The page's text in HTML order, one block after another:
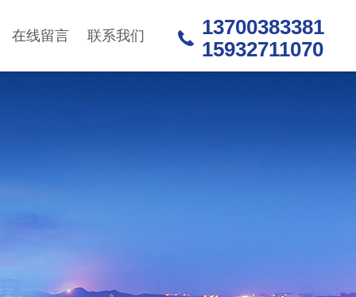
在线留言 联系我们
13700383381
15932711070